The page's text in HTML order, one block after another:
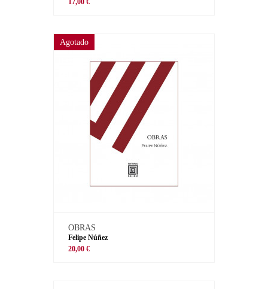
Agotado
OBRAS
Felipe Núñez
20,00 €